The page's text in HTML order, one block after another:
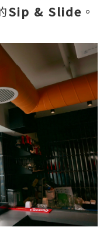
Sip & Slide 。